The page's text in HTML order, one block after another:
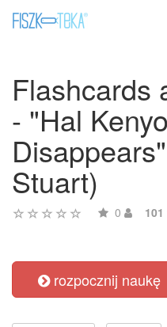
Flashcards
- "Hal
Stuart)
0
rozpocznij naukę